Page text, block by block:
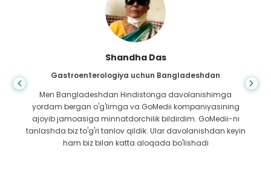
Shandha Das
Gastroenterologiya uchun Bangladeshdan
Men Bangladeshdan Hindistonga davolanishimga
yordam bergan o'g'limga va GoMedii kompaniyasining
ajoyib jamoasiga minnatdorchilik bildirdim. GoMedii-ni
tanlashda biz to'g'ri tanlov qildik. Ular davolanishdan keyin
ham biz bilan katta aloqada bo'lishadi